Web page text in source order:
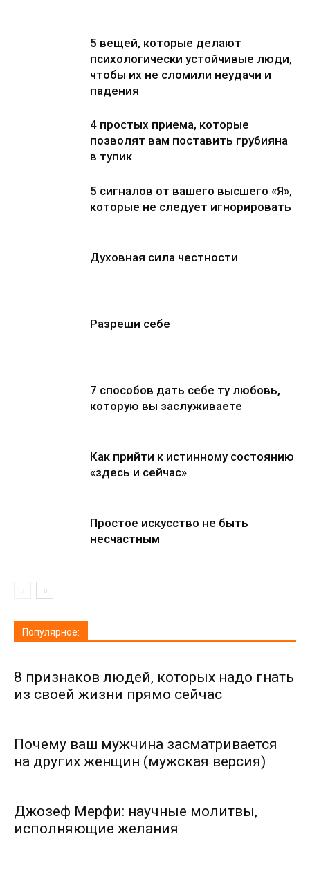
5 вещей, которые делают
психологически устойчивые люди,
чтобы их не сломили неудачи и
падения
4 простых приема, которые
позволят вам поставить грубияна
в тупик
5 сигналов от вашего высшего «Я»,
которые не следует игнорировать
Духовная сила честности
Разреши себе
7 способов дать себе ту любовь,
которую вы заслуживаете
Как прийти к истинному состоянию
«здесь и сейчас»
Простое искусство не быть
несчастным
Популярное:
8 признаков людей, которых надо гнать
из своей жизни прямо сейчас
Почему ваш мужчина засматривается
на других женщин (мужская версия)
Джозеф Мерфи: научные молитвы,
исполняющие желания